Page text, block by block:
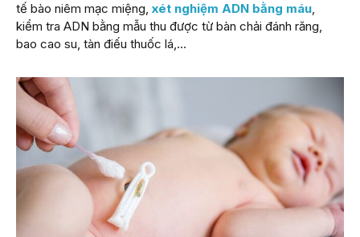
tế bào niêm mạc miệng, xét nghiệm ADN bằng máu,
kiểm tra ADN bằng mẫu thu được từ bàn chải đánh răng,
bao cao su, tàn điếu thuốc lá,…